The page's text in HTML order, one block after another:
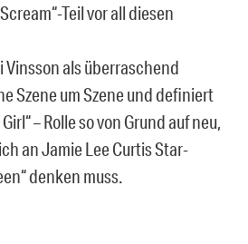
Teil vor all diesen
als überraschend
Szene um Szene und definiert
– Rolle so von Grund auf neu,
an Jamie Lee Curtis Star-
denken muss.